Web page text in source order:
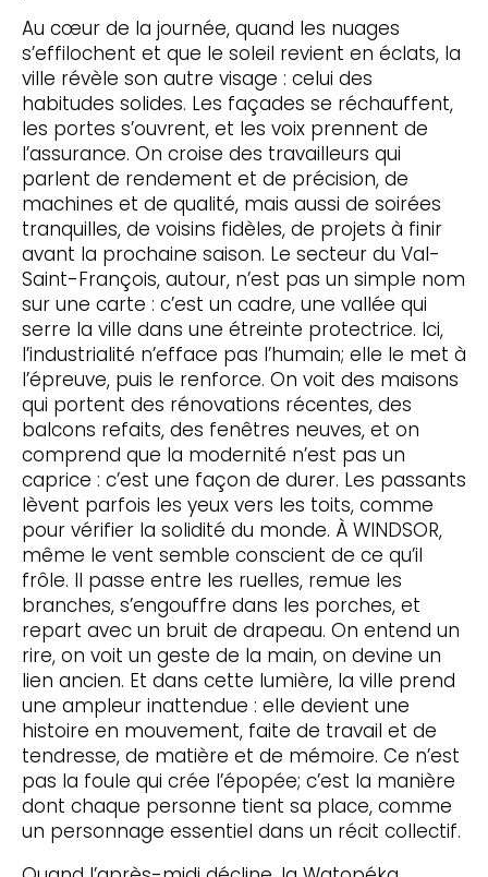
Au cœur de la journée, quand les nuages
s’effilochent et que le soleil revient en éclats, la
ville révèle son autre visage : celui des
habitudes solides. Les façades se réchauffent,
les portes s’ouvrent, et les voix prennent de
l’assurance. On croise des travailleurs qui
parlent de rendement et de précision, de
machines et de qualité, mais aussi de soirées
tranquilles, de voisins fidèles, de projets à finir
avant la prochaine saison. Le secteur du Val-
Saint-François, autour, n’est pas un simple nom
sur une carte : c’est un cadre, une vallée qui
serre la ville dans une étreinte protectrice. Ici,
l’industrialité n’efface pas l’humain; elle le met à
l’épreuve, puis le renforce. On voit des maisons
qui portent des rénovations récentes, des
balcons refaits, des fenêtres neuves, et on
comprend que la modernité n’est pas un
caprice : c’est une façon de durer. Les passants
lèvent parfois les yeux vers les toits, comme
pour vérifier la solidité du monde. À WINDSOR,
même le vent semble conscient de ce qu’il
frôle. Il passe entre les ruelles, remue les
branches, s’engouffre dans les porches, et
repart avec un bruit de drapeau. On entend un
rire, on voit un geste de la main, on devine un
lien ancien. Et dans cette lumière, la ville prend
une ampleur inattendue : elle devient une
histoire en mouvement, faite de travail et de
tendresse, de matière et de mémoire. Ce n’est
pas la foule qui crée l’épopée; c’est la manière
dont chaque personne tient sa place, comme
un personnage essentiel dans un récit collectif.